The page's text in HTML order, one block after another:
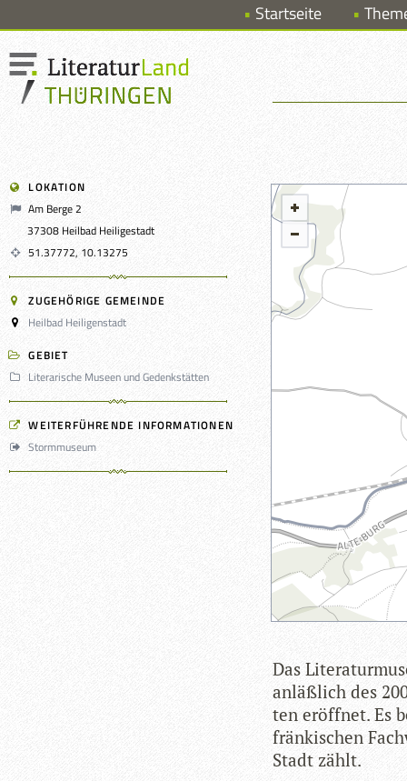
Startseite
LOKATION
Am Berge 2
37308 Heilbad Heiligestadt
51.37772, 10.13275
ZUGEHÖRIGE GEMEINDE
Heilbad Heiligenstadt
GEBIET
Literarische Museen und Gedenkstätten
WEITERFÜHRENDE INFORMATIONEN
Stormmuseum
Das
anläß­lich des
ten eröff­net. Es
frän­ki­schen
Stadt zählt.